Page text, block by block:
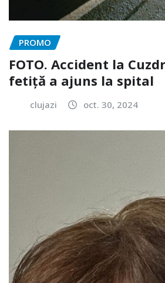
PROMO
FOTO. Accident la
fetiță a ajuns la spital
clujazi oct. 30, 2024